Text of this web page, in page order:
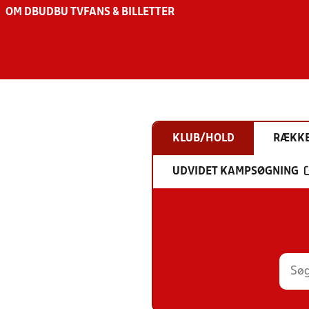
OM DBU DBU TV FANS & BILLETTER
KLUB/HOLD
UDVIDET KAMPSØGNING